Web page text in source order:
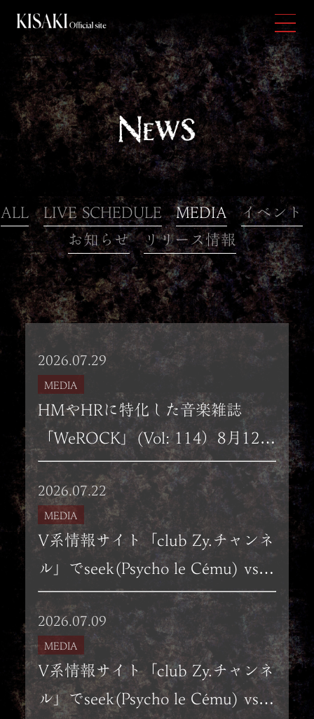
ALL LIVE SCHEDULE MEDIA
イベント
お知らせ
リリース情報
2026.07.29
MEDIA
HMやHRに特化した音楽雑誌
「WeROCK」(Vol: 114）8月12日
（水）発売号にKISAKI×橋本直樹
（OUTRAGE）
×KIBA（Gargoyle）特別座談会掲
載！！
2026.07.22
MEDIA
V系情報サイト「club Zy.チャンネ
ル」でseek(Psycho le Cému) vs
KISAKI対談インタビュー第二回目
掲載。
2026.07.09
MEDIA
V系情報サイト「club Zy.チャンネ
ル」でseek(Psycho le Cému) vs